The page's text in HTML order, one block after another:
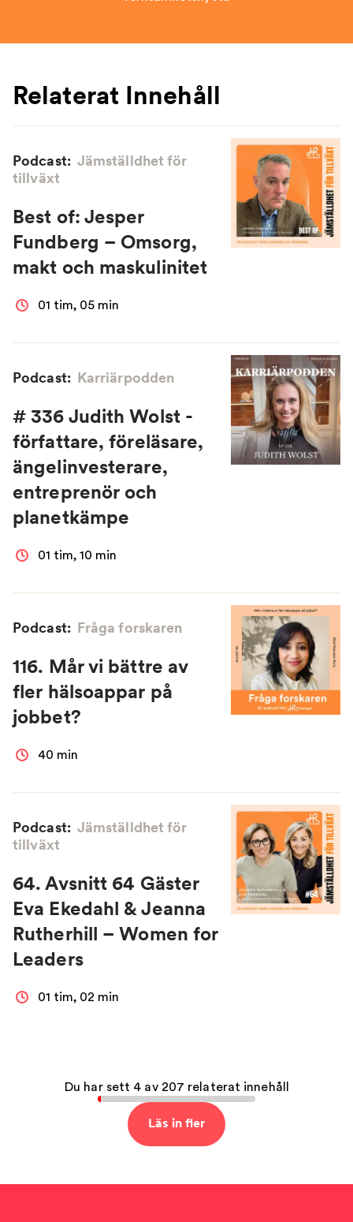
Relaterat Innehåll
Podcast: Jämställdhet för
tillväxt
Best of: Jesper
Fundberg – Omsorg,
makt och maskulinitet
01 tim, 05 min
Podcast: Karriärpodden
# 336 Judith Wolst -
författare, föreläsare,
ängelinvesterare,
entreprenör och
planetkämpe
01 tim, 10 min
Podcast: Fråga forskaren
116. Mår vi bättre av
fler hälsoappar på
jobbet?
40 min
Podcast: Jämställdhet för
tillväxt
64. Avsnitt 64 Gäster
Eva Ekedahl & Jeanna
Rutherhill – Women for
Leaders
01 tim, 02 min
Du har sett 4 av 207 relaterat innehåll
Läs in fler